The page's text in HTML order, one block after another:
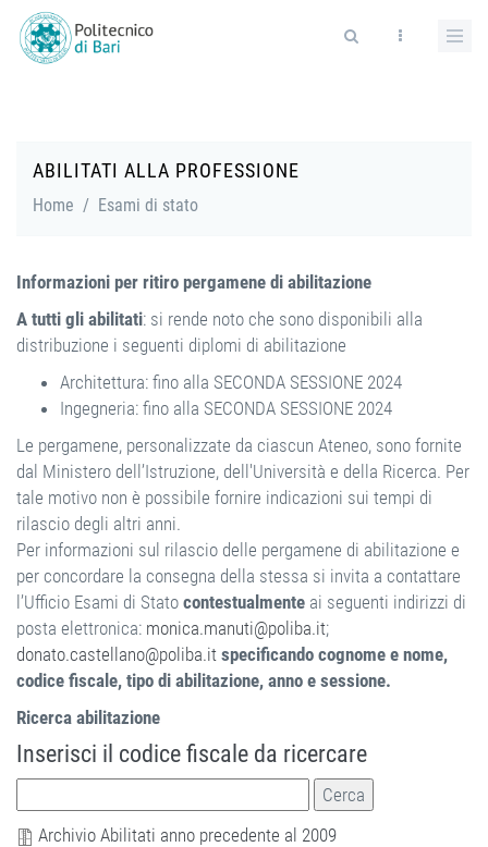
Salta al contenuto principale
ABILITATI ALLA PROFESSIONE
Home / Esami di stato
Informazioni per ritiro pergamene di abilitazione
A tutti gli abilitati: si rende noto che sono disponibili alla
distribuzione i seguenti diplomi di abilitazione
Architettura: fino alla SECONDA SESSIONE 2024
Ingegneria: fino alla SECONDA SESSIONE 2024
Le pergamene, personalizzate da ciascun Ateneo, sono fornite
dal Ministero dell’Istruzione, dell'Università e della Ricerca. Per
tale motivo non è possibile fornire indicazioni sui tempi di
rilascio degli altri anni.
Per informazioni sul rilascio delle pergamene di abilitazione e
per concordare la consegna della stessa si invita a contattare
l’Ufficio Esami di Stato contestualmente ai seguenti indirizzi di
posta elettronica: monica.manuti@poliba.it;
donato.castellano@poliba.it specificando cognome e nome,
codice fiscale, tipo di abilitazione, anno e sessione.
Ricerca abilitazione
Inserisci il codice fiscale da ricercare
Archivio Abilitati anno precedente al 2009